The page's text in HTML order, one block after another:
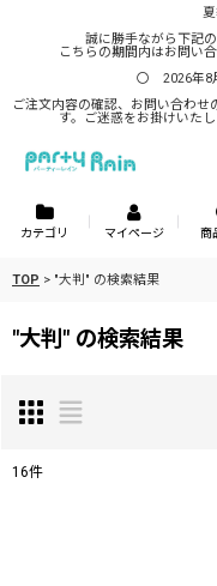
誠に勝手ながら下記
こちらの期間内はお問い
〇 2026年8
ご注文内容の確認、お問い合わ
す。ご迷惑をお掛けいた
カテゴリ マイページ 商
TOP > "大判" の検索結果
"大判" の検索結果
16件